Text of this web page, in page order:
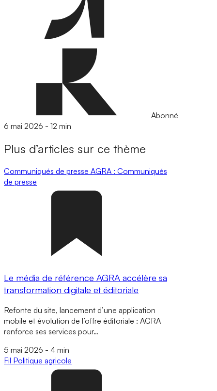
Abonné
6 mai 2026 - 12 min
Plus d’articles sur ce thème
Communiqués de presse AGRA : Communiqués
de presse
Le média de référence AGRA accélère sa
transformation digitale et éditoriale
Refonte du site, lancement d’une application
mobile et évolution de l’offre éditoriale : AGRA
renforce ses services pour…
5 mai 2026 - 4 min
Fil Politique agricole